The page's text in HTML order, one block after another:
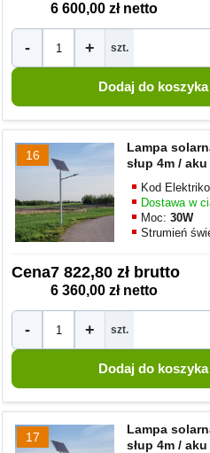
6 600,00 zł netto
- + szt.
16
Lampa
słup 4m /
Kod
Dostawa w
Moc:30W
Strumień
Cena7 822,80 zł brutto
6 360,00 zł netto
- + szt.
17
Lampa
słup 4m /